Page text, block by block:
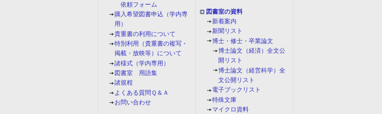
依頼フォーム
購入希望図書申込（学内専
用）
貴重書の利用について
特別利用（貴重書の複写・
掲載・放映等）について
諸様式（学内専用）
図書室 用語集
諸規程
よくある質問Ｑ＆Ａ
お問い合わせ
図書室の資料
新着案内
新聞リスト
博士・修士・卒業論文
博士論文（経済）全文公
開リスト
博士論文（経営科学）全
文公開リスト
電子ブックリスト
特殊文庫
マイクロ資料